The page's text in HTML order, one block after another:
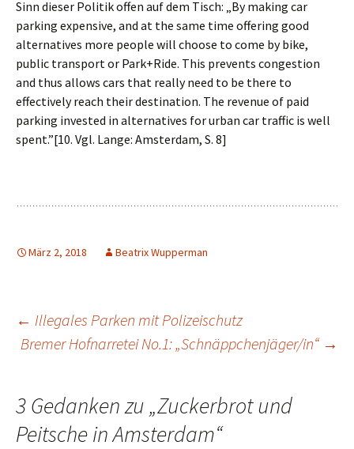
Sinn dieser Politik offen auf dem Tisch: „By making car
parking expensive, and at the same time offering good
alternatives more people will choose to come by bike,
public transport or Park+Ride. This prevents congestion
and thus allows cars that really need to be there to
effectively reach their destination. The revenue of paid
parking invested in alternatives for urban car traffic is well
spent.”[10. Vgl. Lange: Amsterdam, S. 8]
März 2, 2018 Beatrix Wupperman
Beitrags-
← Illegales Parken mit Polizeischutz
Bremer Hofnarretei No.1: „Schnäppchenjäger/in“ →
3 Gedanken zu „Zuckerbrot und
Peitsche in Amsterdam“